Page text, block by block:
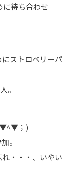
に待ち合わせ
ストロベリーパ
。
ﾍ▼；)
。
・・・、いやい